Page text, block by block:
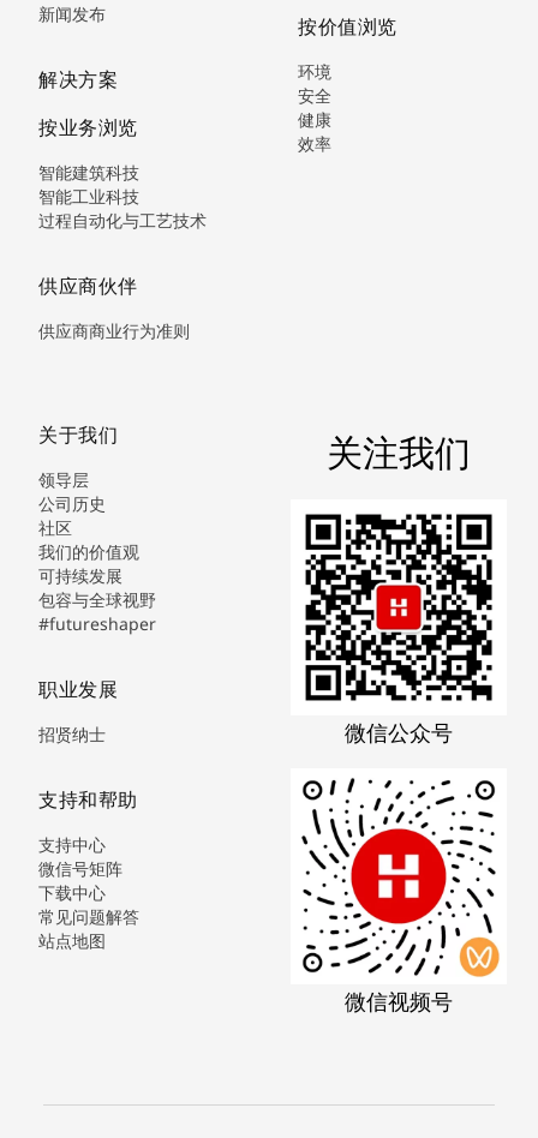
新闻发布
解决方案
按业务浏览
智能建筑科技
智能工业科技
过程自动化与工艺技术
供应商伙伴
供应商商业行为准则
按价值浏览
环境
安全
健康
效率
关于我们
领导层
公司历史
社区
我们的价值观
可持续发展
包容与全球视野
#futureshaper
职业发展
招贤纳士
支持和帮助
支持中心
微信号矩阵
下载中心
常见问题解答
站点地图
关注我们
微信公众号
微信视频号